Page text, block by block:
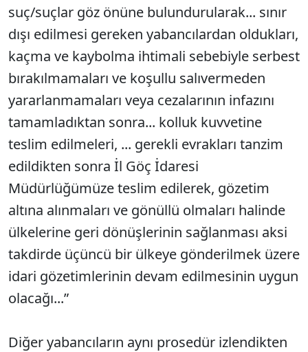
suç/suçlar göz önüne bulundurularak... sınır
dışı edilmesi gereken yabancılardan oldukları,
kaçma ve kaybolma ihtimali sebebiyle serbest
bırakılmamaları ve koşullu salıvermeden
yararlanmamaları veya cezalarının infazını
tamamladıktan sonra... kolluk kuvvetine
teslim edilmeleri, ... gerekli evrakları tanzim
edildikten sonra İl Göç İdaresi
Müdürlüğümüze teslim edilerek, gözetim
altına alınmaları ve gönüllü olmaları halinde
ülkelerine geri dönüşlerinin sağlanması aksi
takdirde üçüncü bir ülkeye gönderilmek üzere
idari gözetimlerinin devam edilmesinin uygun
olacağı...”
Diğer yabancıların aynı prosedür izlendikten